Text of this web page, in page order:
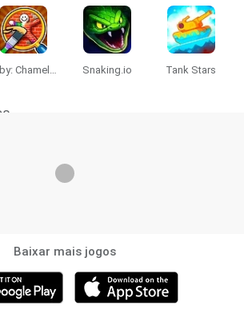
Obby: Chameleon: Paint & Hide Snaking.io Tank Stars
Baixar mais jogos